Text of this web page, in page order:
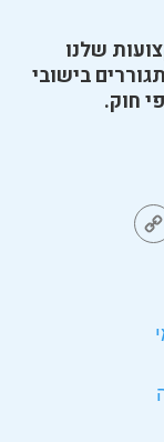
שלנו
בישובי
חוק.